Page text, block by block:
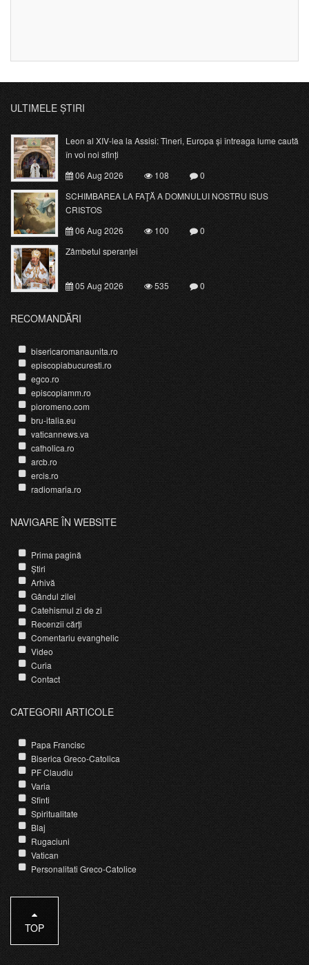
ULTIMELE ȘTIRI
Leon al XIV-lea la Assisi: Tineri, Europa și întreaga lume caută
în voi noi sfinți
06 Aug 2026
108
0
SCHIMBAREA LA FAŢĂ A DOMNULUI NOSTRU ISUS
CRISTOS
06 Aug 2026
100
0
Zâmbetul speranței
05 Aug 2026 535 0
RECOMANDĂRI
bisericaromanaunita.ro
episcopiabucuresti.ro
egco.ro
episcopiamm.ro
pioromeno.com
bru-italia.eu
vaticannews.va
catholica.ro
arcb.ro
ercis.ro
radiomaria.ro
NAVIGARE ÎN WEBSITE
Prima pagină
Știri
Arhivă
Gândul zilei
Catehismul zi de zi
Recenzii cărți
Comentariu evanghelic
Video
Curia
Contact
CATEGORII ARTICOLE
Papa Francisc
Biserica Greco-Catolica
PF Claudiu
Varia
Sfinti
Spiritualitate
Blaj
Rugaciuni
Vatican
Personalitati Greco-Catolice
TOP